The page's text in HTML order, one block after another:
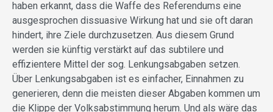
haben erkannt, dass die Waffe des Referendums eine
ausgesprochen dissuasive Wirkung hat und sie oft daran
hindert, ihre Ziele durchzusetzen. Aus diesem Grund
werden sie künftig verstärkt auf das subtilere und
effizientere Mittel der sog. Lenkungsabgaben setzen.
Über Lenkungsabgaben ist es einfacher, Einnahmen zu
generieren, denn die meisten dieser Abgaben kommen um
die Klippe der Volksabstimmung herum. Und als wäre das